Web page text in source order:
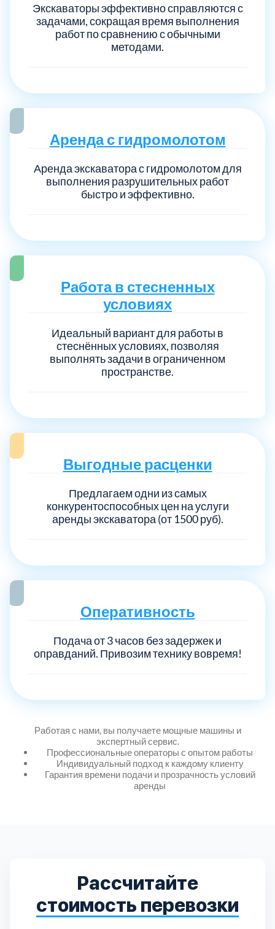
Экскаваторы эффективно справляются с
задачами, сокращая время выполнения
работ по сравнению с обычными
методами.
Аренда с гидромолотом
Аренда экскаватора с гидромолотом для
выполнения разрушительных работ
быстро и эффективно.
Работа в стесненных
условиях
Идеальный вариант для работы в
стеснённых условиях, позволяя
выполнять задачи в ограниченном
пространстве.
Выгодные расценки
Предлагаем одни из самых
конкурентоспособных цен на услуги
аренды экскаватора (от 1500 руб).
Оперативность
Подача от 3 часов без задержек и
оправданий. Привозим технику вовремя!
Работая с нами, вы получаете мощные машины и
экспертный сервис.
Профессиональные операторы с опытом работы
Индивидуальный подход к каждому клиенту
Гарантия времени подачи и прозрачность условий
аренды
Рассчитайте
стоимость перевозки
Выберите город:
Балашиха
Воскресенский
Дмитровский
Домодедовский
Дубна
Каширский